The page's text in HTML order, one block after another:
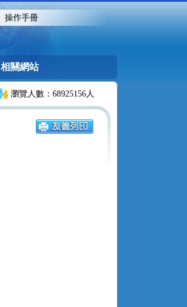
操作手冊
相關網站
瀏覽人數：68925156人